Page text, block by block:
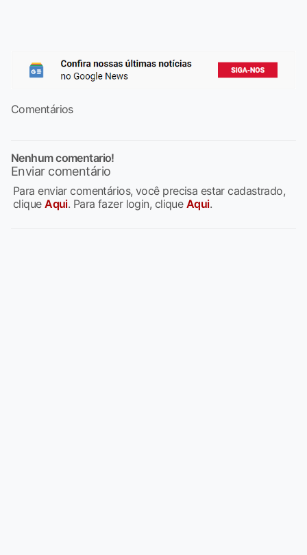
Comentários
Nenhum comentario!
Enviar comentário
Para enviar comentários, você precisa estar cadastrado,
cliqueAqui. Para fazer login, clique Aqui.